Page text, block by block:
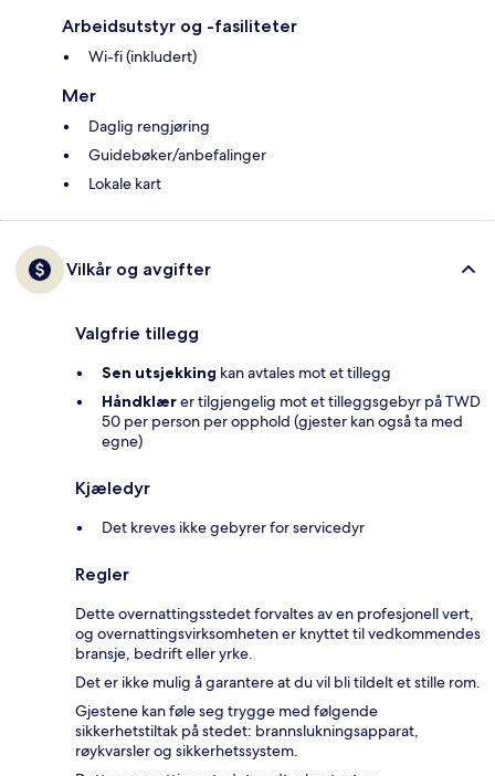
Arbeidsutstyr og -fasiliteter
Wi-fi (inkludert)
Mer
Daglig rengjøring
Guidebøker/anbefalinger
Lokale kart
Vilkår og avgifter
Valgfrie tillegg
Sen utsjekking kan avtales mot et tillegg
Håndklærer tilgjengelig mot et tilleggsgebyr på TWD
50 per person per opphold (gjester kan også ta med
egne)
Kjæledyr
Det kreves ikke gebyrer for servicedyr
Regler
Dette overnattingsstedet forvaltes av en profesjonell vert,
og overnattingsvirksomheten er knyttet til vedkommendes
bransje, bedrift eller yrke.
Det er ikke mulig å garantere at du vil bli tildelt et stille rom.
Gjestene kan føle seg trygge med følgende
sikkerhetstiltak på stedet: brannslukningsapparat,
røykvarsler og sikkerhetssystem.